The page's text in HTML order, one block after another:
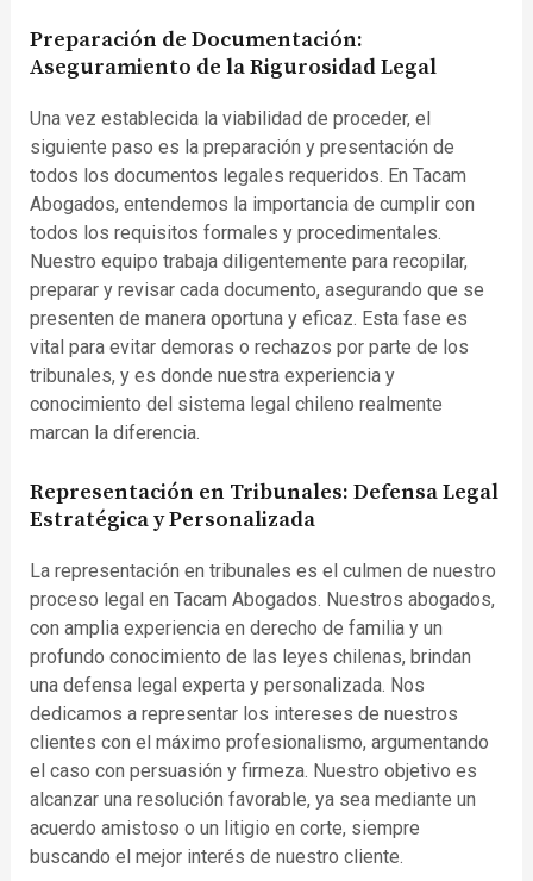
Preparación de Documentación:
Aseguramiento de la Rigurosidad Legal
Una vez establecida la viabilidad de proceder, el
siguiente paso es la preparación y presentación de
todos los documentos legales requeridos. En Tacam
Abogados, entendemos la importancia de cumplir con
todos los requisitos formales y procedimentales.
Nuestro equipo trabaja diligentemente para recopilar,
preparar y revisar cada documento, asegurando que se
presenten de manera oportuna y eficaz. Esta fase es
vital para evitar demoras o rechazos por parte de los
tribunales, y es donde nuestra experiencia y
conocimiento del sistema legal chileno realmente
marcan la diferencia.
Representación en Tribunales: Defensa Legal
Estratégica y Personalizada
La representación en tribunales es el culmen de nuestro
proceso legal en Tacam Abogados. Nuestros abogados,
con amplia experiencia en derecho de familia y un
profundo conocimiento de las leyes chilenas, brindan
una defensa legal experta y personalizada. Nos
dedicamos a representar los intereses de nuestros
clientes con el máximo profesionalismo, argumentando
el caso con persuasión y firmeza. Nuestro objetivo es
alcanzar una resolución favorable, ya sea mediante un
acuerdo amistoso o un litigio en corte, siempre
buscando el mejor interés de nuestro cliente.